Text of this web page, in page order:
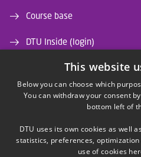
Course base
DTU Inside (login)
DTU Library
DTU Orbit (Research
This website
Below you can choose which
You can withdraw your consent
bottom left of
DTU uses its own cookies as well
statistics, preferences,
use of cookies